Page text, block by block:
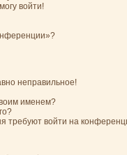
войти!
неправильное!
именем?
требуют войти на